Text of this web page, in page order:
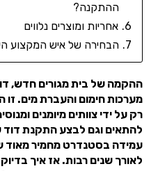
ההתקנה?
אחריות ומוצרים נלווים
הבחירה של איש המקצוע
ההקמה של בית מגורים חדש,
מערכות חימום והעברת מים. זו
רק על ידי צוותים מיומנים
להתאים וגם לבצע התקנת דוד
עמידה בסטנדרט מחמיר מאוד
לאורך שנים רבות. אז איך